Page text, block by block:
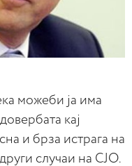
можеби ја има
кај
и брза истрага на
случаи на СЈО.